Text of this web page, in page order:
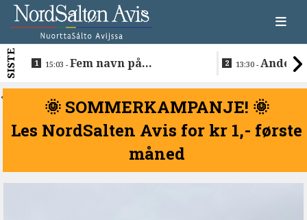
SISTE 15:03 -Fem navn på
i Sametinget
13:30 -Anders
Lakså
<
🌞 SOMMERKAMPANJE! 🌞
Les NordSalten Avis for kr 1,- første
måned